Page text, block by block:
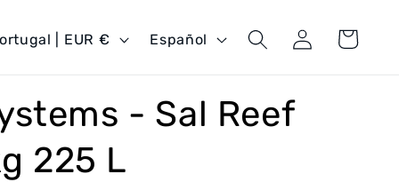
Portugal | EUR €
o
Español
Iniciar
sesión
Carrito
- Sal Reef
225 L